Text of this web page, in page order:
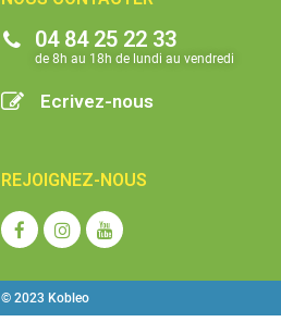
04 84 25 22 33
de 8h au 18h de lundi au vendredi​
Ecrivez-nous
REJOIGNEZ-NOUS
© 2023 Kobleo